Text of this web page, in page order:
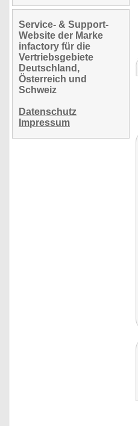
Service- & Support-
Website der Marke
infactory für die
Vertriebsgebiete
Deutschland,
Österreich und
Schweiz
Datenschutz
Impressum